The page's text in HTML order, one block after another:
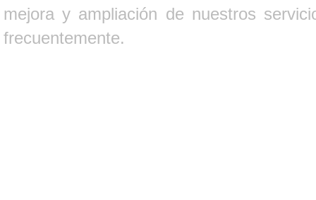
mejora y ampliación de nuestros
frecuentemente.